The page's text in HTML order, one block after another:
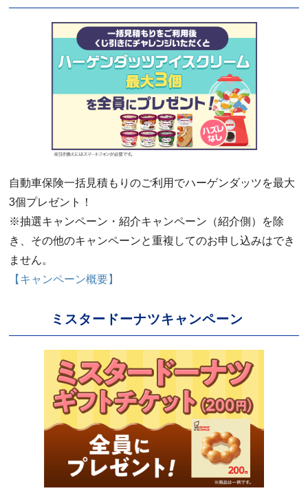
自動車保険一括見積もりのご利用でハーゲンダッツを最大
3個プレゼント！
※抽選キャンペーン・紹介キャンペーン（紹介側）を除
き、その他のキャンペーンと重複してのお申し込みはでき
ません。
【キャンペーン概要】
ミスタードーナツキャンペーン